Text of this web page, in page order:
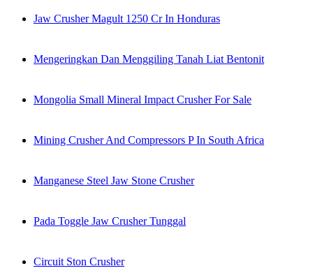
Jaw Crusher Magult 1250 Cr In Honduras
Mengeringkan Dan Menggiling Tanah Liat Bentonit
Mongolia Small Mineral Impact Crusher For Sale
Mining Crusher And Compressors P In South Africa
Manganese Steel Jaw Stone Crusher
Pada Toggle Jaw Crusher Tunggal
Circuit Ston Crusher